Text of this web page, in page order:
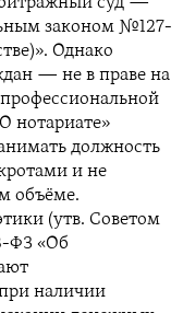
законом №127-
Однако
— не в праве на
нотариате»
должность
и не
объёме.
(утв. Советом
ФЗ «Об
при наличии